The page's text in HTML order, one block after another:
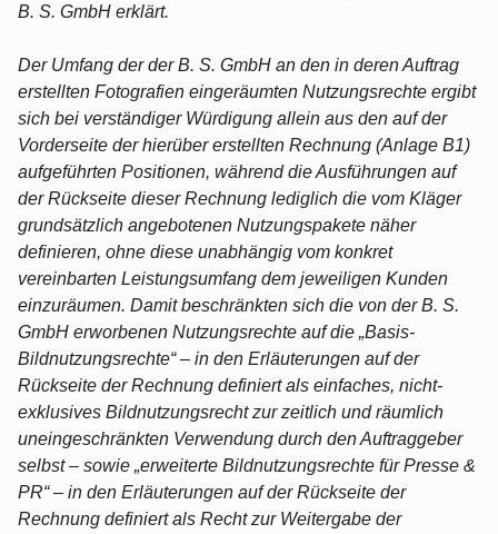
B. S. GmbH erklärt.
Der Umfang der der B. S. GmbH an den in deren Auftrag
erstellten Fotografien eingeräumten Nutzungsrechte ergibt
sich bei verständiger Würdigung allein aus den auf der
Vorderseite der hierüber erstellten Rechnung (Anlage B1)
aufgeführten Positionen, während die Ausführungen auf
der Rückseite dieser Rechnung lediglich die vom Kläger
grundsätzlich angebotenen Nutzungspakete näher
definieren, ohne diese unabhängig vom konkret
vereinbarten Leistungsumfang dem jeweiligen Kunden
einzuräumen. Damit beschränkten sich die von der B. S.
GmbH erworbenen Nutzungsrechte auf die „Basis-
Bildnutzungsrechte“ ‒ in den Erläuterungen auf der
Rückseite der Rechnung definiert als einfaches, nicht-
exklusives Bildnutzungsrecht zur zeitlich und räumlich
uneingeschränkten Verwendung durch den Auftraggeber
selbst ‒ sowie „erweiterte Bildnutzungsrechte für Presse &
PR“ ‒ in den Erläuterungen auf der Rückseite der
Rechnung definiert als Recht zur Weitergabe der